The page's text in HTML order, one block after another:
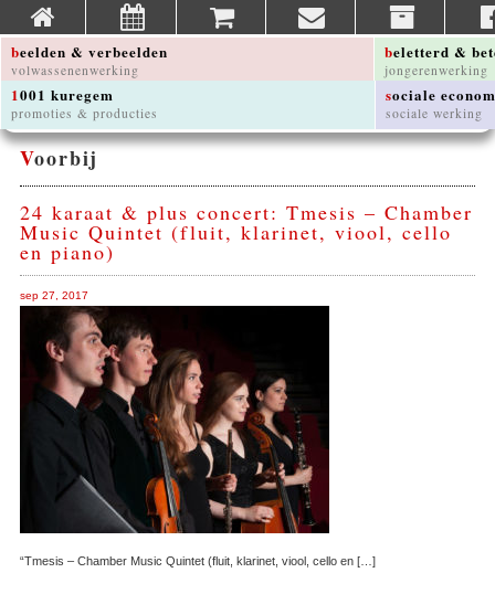
beelden & verbeelden
volwassenenwerking
beletterd &
jongerenwerking
1001 kuregem
promoties & producties
sociale
sociale werking
Voorbij
24 karaat & plus concert: Tmesis – Chamber
Music Quintet (fluit, klarinet, viool, cello
en piano)
sep 27, 2017
“Tmesis – Chamber Music Quintet (fluit, klarinet, viool, cello en […]